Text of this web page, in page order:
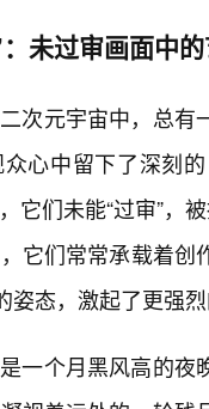
未过审画面中
次元宇宙中，总有
心中留下了深刻
它们未能“过审”，
它们常常承载着
姿态，激起了更强
一个月黑风高的夜